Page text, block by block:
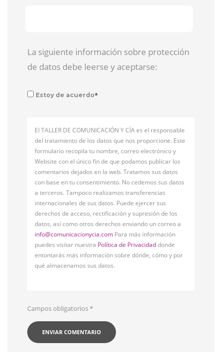
La siguiente información sobre protección
de datos debe leerse y aceptarse:
Estoy de acuerdo*
El TALLER DE COMUNICACIÓN Y CÍA es el responsable
del tratamiento de los datos que nos proporcione. Este
formulario recopila tu nombre, correo electrónico y
Website con el único fin de que podamos publicar los
comentarios dejados en la web. Tratamos sus datos
con base en tu consentimiento. No cedemos sus datos
a terceros. Tampoco realizamos transferencias
internacionales de sus datos. Puede ejercer sus
derechos de acceso, rectificación y supresión de los
datos, así como otros derechos enviando un correo a
info@comunicacionycia.com Para más información
puedes visitar nuestra Política de Privacidaddonde
entontarás más información sobre dónde, cómo y por
qué almacenamos sus datos.
Campos obligatorios*